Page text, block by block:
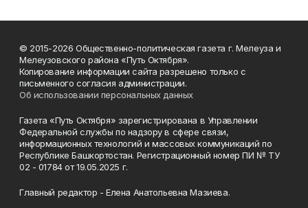
© 2015-2026 Общественно-политическая газета г. Мелеуза и
Мелеузовского района «Путь Октября».
Копирование информации сайта разрешено только с
письменного согласия администрации.
Об использовании персональных данных
Газета «Путь Октября» зарегистрирована в Управлении
Федеральной службы по надзору в сфере связи,
информационных технологий и массовых коммуникаций по
Республике Башкортостан. Регистрационный номер ПИ № ТУ
02 - 01784 от 19.05.2025 г.
Главный редактор - Елена Анатольевна Мазиева.